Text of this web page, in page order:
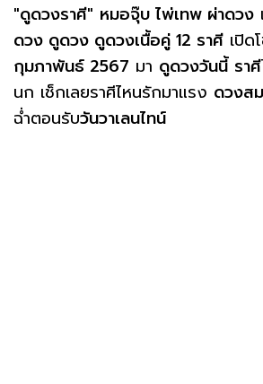
"ดูดวงราศี" หมอจุ๊บ ไพ่เทพ ผ่าดวง
ดวง ดูดวง ดูดวงเนื้อคู่ 12 ราศี เปิด
กุมภาพันธ์ 2567 มา ดูดวงวันนี้ ราศี
นก เช็กเลยราศีไหนรักมาแรง ดวงส
ฉ่ำตอนรับวันวาเลนไทน์